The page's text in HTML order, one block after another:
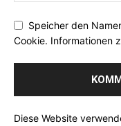
Speicher den
Cookie. Informationen
Diese Website